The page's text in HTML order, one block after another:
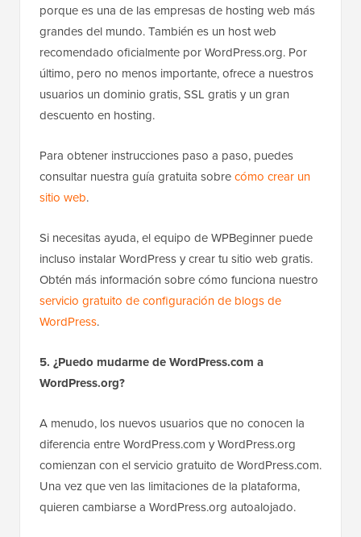
porque es una de las empresas de hosting web más
grandes del mundo. También es un host web
recomendado oficialmente por WordPress.org. Por
último, pero no menos importante, ofrece a nuestros
usuarios un dominio gratis, SSL gratis y un gran
descuento en hosting.
Para obtener instrucciones paso a paso, puedes
consultar nuestra guía gratuita sobrecómo crear un
sitio web.
Si necesitas ayuda, el equipo de WPBeginner puede
incluso instalar WordPress y crear tu sitio web gratis.
Obtén más información sobre cómo funciona nuestro
servicio gratuito de configuración de blogs de
WordPress.
5. ¿Puedo mudarme de WordPress.com a
WordPress.org?
A menudo, los nuevos usuarios que no conocen la
diferencia entre WordPress.com y WordPress.org
comienzan con el servicio gratuito de WordPress.com.
Una vez que ven las limitaciones de la plataforma,
quieren cambiarse a WordPress.org autoalojado.